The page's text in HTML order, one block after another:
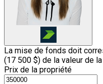
La mise de fonds doit
(17 500 $) de la valeur de
Prix de la propriété